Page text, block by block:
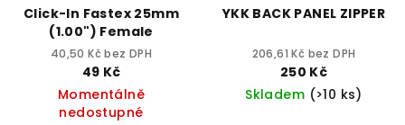
Click-In Fastex 25mm
(1.00") Female
40,50 Kč bez DPH
49 Kč
Momentálně
nedostupné
YKK BACK PANEL ZIPPER
206,61 Kč bez DPH
250 Kč
Skladem (>10 ks)